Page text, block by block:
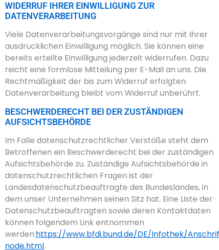
WIDERRUF IHRER EINWILLIGUNG ZUR
DATENVERARBEITUNG
Viele Datenverarbeitungsvorgänge sind nur mit Ihrer
ausdrücklichen Einwilligung möglich. Sie können eine
bereits erteilte Einwilligung jederzeit widerrufen. Dazu
reicht eine formlose Mitteilung per E-Mail an uns. Die
Rechtmäßigkeit der bis zum Widerruf erfolgten
Datenverarbeitung bleibt vom Widerruf unberührt.
BESCHWERDERECHT BEI DER ZUSTÄNDIGEN
AUFSICHTSBEHÖRDE
Im Falle datenschutzrechtlicher Verstöße steht dem
Betroffenen ein Beschwerderecht bei der zuständigen
Aufsichtsbehörde zu. Zuständige Aufsichtsbehörde in
datenschutzrechtlichen Fragen ist der
Landesdatenschutzbeauftragte des Bundeslandes, in
dem unser Unternehmen seinen Sitz hat. Eine Liste der
Datenschutzbeauftragten sowie deren Kontaktdaten
können folgendem Link entnommen
werden:https://www.bfdi.bund.de/DE/Infothek/
node.html.